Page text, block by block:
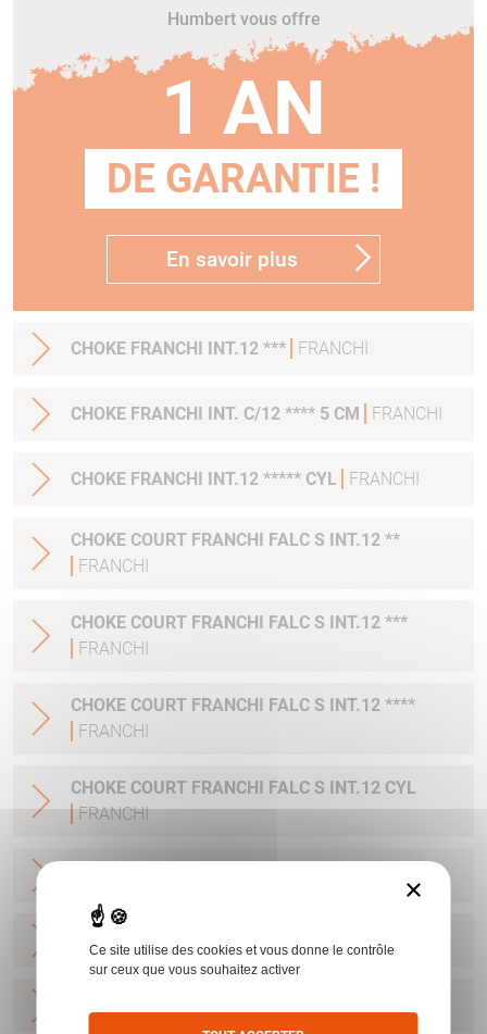
Humbert vous offre
1 AN
DE GARANTIE !
En savoir plus
CHOKE FRANCHI INT.12 *** FRANCHI
CHOKE FRANCHI INT. C/12 **** 5 CM FRANCHI
CHOKE FRANCHI INT.12 ***** CYL FRANCHI
CHOKE COURT FRANCHI FALC S INT.12 **
FRANCHI
CHOKE COURT FRANCHI FALC S INT.12 ***
FRANCHI
CHOKE COURT FRANCHI FALC S INT.12 ****
FRANCHI
CHOKE COURT FRANCHI FALC S INT.12 CYL
FRANCHI
CHOKE LONG FRANCHI INT.12 *** FRANCHI
×
Ce site utilise des cookies et vous donne le contrôle
sur ceux que vous souhaitez activer